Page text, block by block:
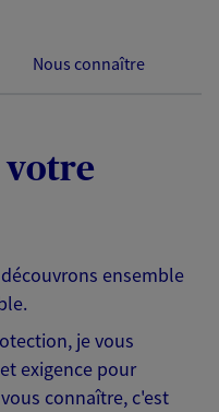
Nous connaître
votre
ensemble
je vous
exigence pour
connaître, c'est